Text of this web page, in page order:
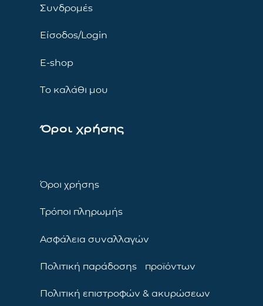
Συνδρομές
Είσοδος/Login
E-shop
Το καλάθι μου
Όροι χρήσης
Όροι χρήσης
Τρόποι πληρωμής
Ασφάλεια συναλλαγών
Πολιτική παράδοσης προϊόντων
Πολιτική επιστροφών & ακυρώσεων